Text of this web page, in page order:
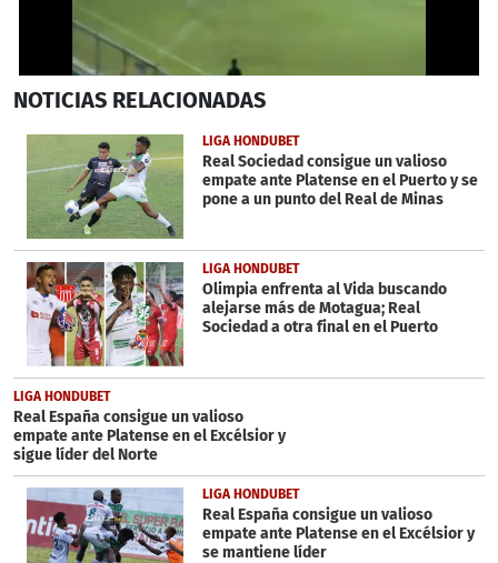
seconds
1
33
seconds
NOTICIAS RELACIONADAS
LIGA HONDUBET
Real Sociedad consigue un valioso
empate ante Platense en el Puerto y se
pone a un punto del Real de Minas
LIGA HONDUBET
Olimpia enfrenta al Vida buscando
alejarse más de Motagua; Real
Sociedad a otra final en el Puerto
LIGA HONDUBET
Real España consigue un valioso
empate ante Platense en el Excélsior y
sigue líder del Norte
LIGA HONDUBET
Real España consigue un valioso
empate ante Platense en el Excélsior y
se mantiene líder